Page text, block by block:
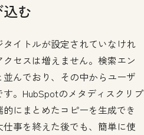
む
イトルが設定されていなけれ
セスは増えません。検索エン
んでおり、その中からユーザ
。HubSpotのメタディスクリプ
にまとめたコピーを生成でき
事を終えた後でも、簡単に使